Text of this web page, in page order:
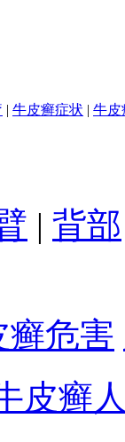
| 牛皮癣症状 | 牛皮
| 背部
癣危害
皮癣